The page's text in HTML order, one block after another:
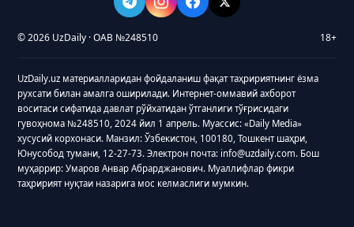
© 2026 UzDaily · ОАВ №248510 18+
UzDaily.uz материалларидан фойдаланиш фақат таҳририятнинг ёзма
рухсати билан амалга оширилади. Интернет-оммавий ахборот
воситаси сифатида давлат рўйхатидан ўтганлиги тўғрисидаги
гувоҳнома №248510, 2024 йил 1 апрель. Муассис: «Daily Media»
хусусий корхонаси. Манзил: Ўзбекистон, 100180, Тошкент шаҳри,
Юнусобод тумани, 12-27-73. Электрон почта: info@uzdaily.com. Бош
муҳаррир: Умаров Анвар Абрарджанович. Муаллифлар фикри
таҳририят нуқтаи назарига мос келмаслиги мумкин.